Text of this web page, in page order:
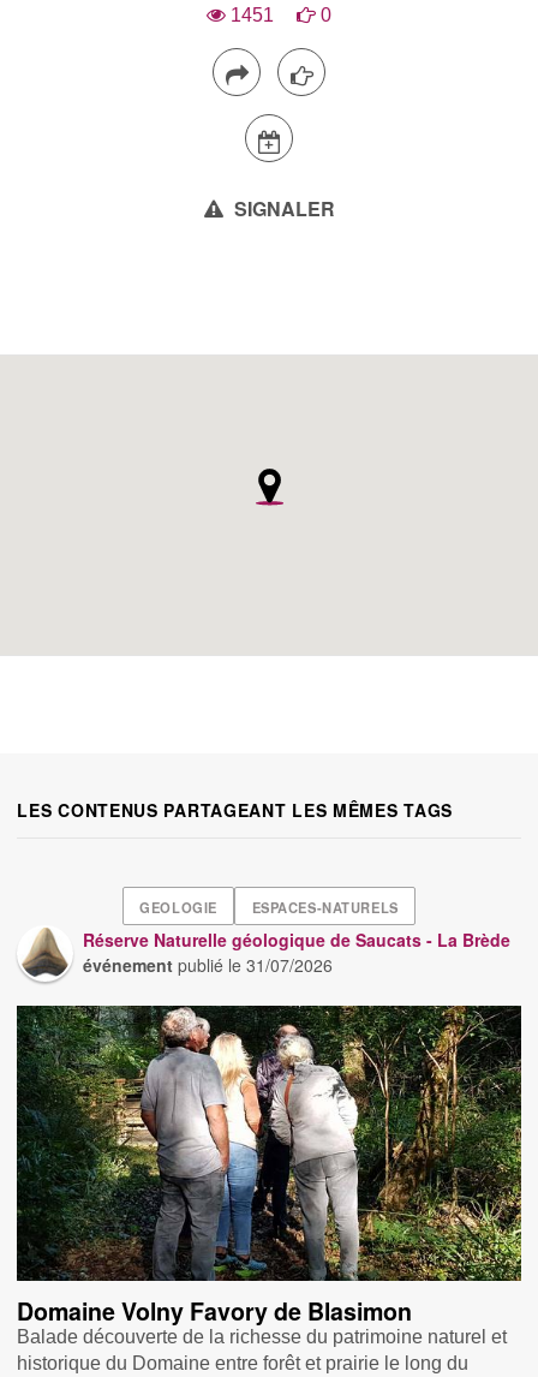
1451 0
SIGNALER
LES CONTENUS PARTAGEANT LES MÊMES TAGS
GEOLOGIE ESPACES-NATURELS
Réserve Naturelle géologique de Saucats - La Brède
événement publié le31/07/2026
Domaine Volny Favory de Blasimon
Balade découverte de la richesse du patrimoine naturel et
historique du Domaine entre forêt et prairie le long du